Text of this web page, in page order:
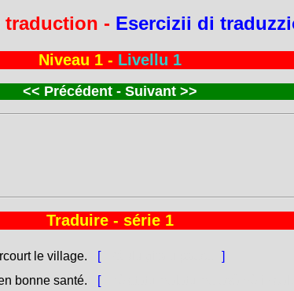
traduction - Esercizii di
Niveau 1 - Livellu 1
<< Précédent - Suivant >>
Traduire - série 1
le village. [
]
bonne santé.
[